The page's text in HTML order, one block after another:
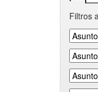
Filtros